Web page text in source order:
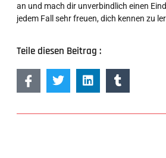
an und mach dir unverbindlich einen
jedem Fall sehr freuen, dich kennen zu
Teile diesen Beitrag :